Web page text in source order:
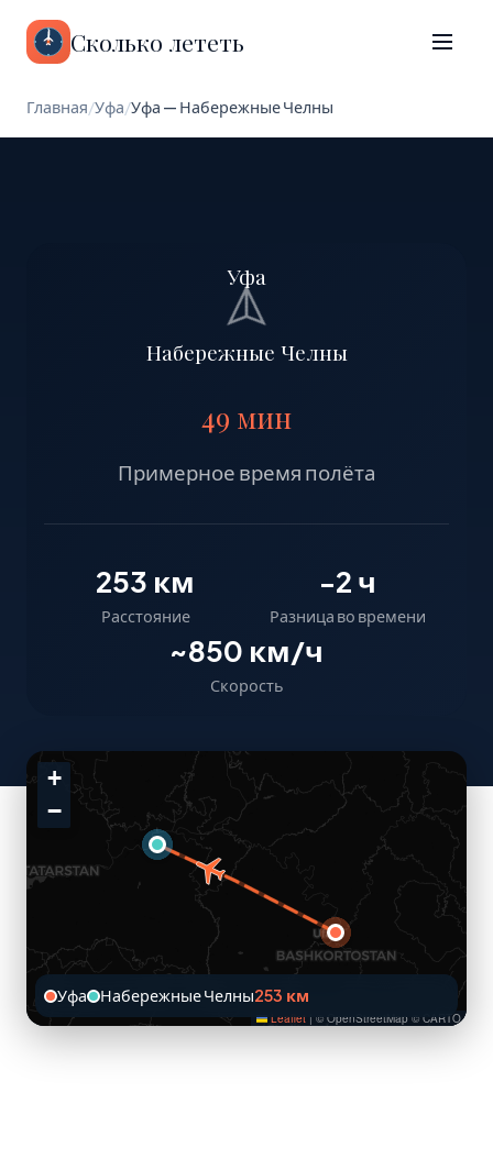
Сколько лететь
Главная/Уфа/Уфа — Набережные Челны
Уфа
Набережные Челны
49 мин
Примерное время полёта
253 км
Расстояние
-2 ч
Разница во времени
~850 км/ч
Скорость
+
−
Leaflet | © OpenStreetMap © CARTO
Уфа Набережные Челны253 км